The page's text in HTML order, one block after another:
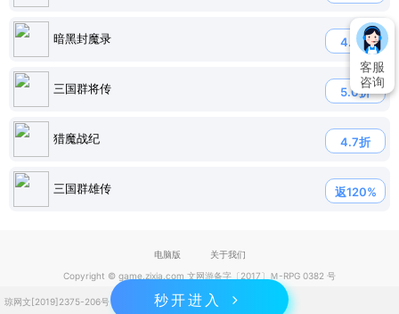
暗黑封魔录 4.5折
三国群将传 5.0折
猎魔战纪 4.7折
三国群雄传 返120%
秒开进入
客服
咨询
电脑版
关于我们
Copyright © game.zixia.com 文网游备字〔2017〕Ｍ-RPG 0382 号
琼网文[2019]2375-206号 琼ICP备2023004832号